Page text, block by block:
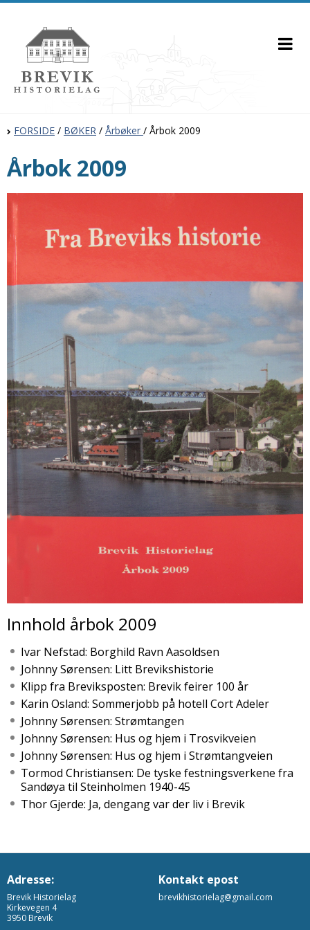
FORSIDE / BØKER / Årbøker / Årbok 2009
Årbok 2009
Innhold årbok 2009
Ivar Nefstad: Borghild Ravn Aasoldsen
Johnny Sørensen: Litt Brevikshistorie
Klipp fra Breviksposten: Brevik feirer 100 år
Karin Osland: Sommerjobb på hotell Cort Adeler
Johnny Sørensen: Strømtangen
Johnny Sørensen: Hus og hjem i Trosvikveien
Johnny Sørensen: Hus og hjem i Strømtangveien
Tormod Christiansen: De tyske festningsverkene fra
Sandøya til Steinholmen 1940-45
Thor Gjerde: Ja, dengang var der liv i Brevik
Adresse:
Brevik Historielag
Kirkevegen 4
3950 Brevik
Kontakt epost
brevikhistorielag@gmail.com